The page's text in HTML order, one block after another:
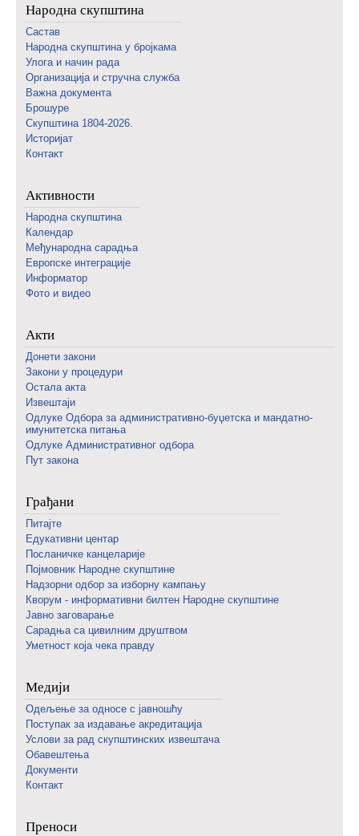
Народна скупштина
Састав
Народна скупштина у бројкама
Улога и начин рада
Организација и стручна служба
Важна документа
Брошуре
Скупштина 1804-2026.
Историјат
Контакт
Активности
Народна скупштина
Календар
Међународна сарадња
Европске интеграције
Информатор
Фото и видео
Акти
Донети закони
Закони у процедури
Остала акта
Извештаји
Одлуке Одбора за административно-буџетска и мандатно-
имунитетска питања
Одлуке Административног одбора
Пут закона
Грађани
Питајте
Едукативни центар
Посланичке канцеларије
Појмовник Народне скупштине
Надзорни одбор за изборну кампању
Кворум - информативни билтен Народне скупштине
Јавно заговарање
Сарадња са цивилним друштвом
Уметност која чека правду
Медији
Одељење за односе с јавношћу
Поступак за издавање акредитација
Услови за рад скупштинских извештача
Обавештења
Документи
Контакт
Преноси